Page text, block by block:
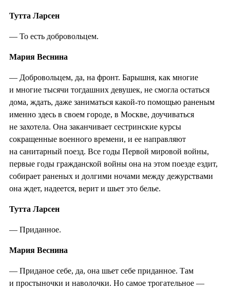
Тутта Ларсен
— То есть добровольцем.
Мария Веснина
— Добровольцем, да, на фронт. Барышня, как многие
и многие тысячи тогдашних девушек, не смогла остаться
дома, ждать, даже заниматься какой-то помощью раненым
именно здесь в своем городе, в Москве, доучиваться
не захотела. Она заканчивает сестринские курсы
сокращенные военного времени, и ее направляют
на санитарный поезд. Все годы Первой мировой войны,
первые годы гражданской войны она на этом поезде ездит,
собирает раненых и долгими ночами между дежурствами
она ждет, надеется, верит и шьет это белье.
Тутта Ларсен
— Приданное.
Мария Веснина
— Приданое себе, да, она шьет себе приданное. Там
и простыночки и наволочки. Но самое трогательное —